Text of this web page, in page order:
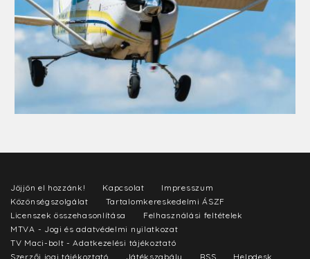
Jöjjön el hozzánk! Kapcsolat
Impresszum
Közönségszolgálat
Tartalomkereskedelmi ÁSZF
Licenszek összehasonlítása
Felhasználási feltételek
MTVA - Jogi és adatvédelmi nyilatkozat
TV Maci-bolt - Adatkezelési tájékoztató
Szerzői jogi tájékoztató
Játékszabály RSS Helpdesk